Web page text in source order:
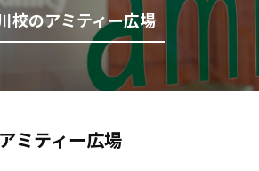
校のアミティー広場
アミティー広場